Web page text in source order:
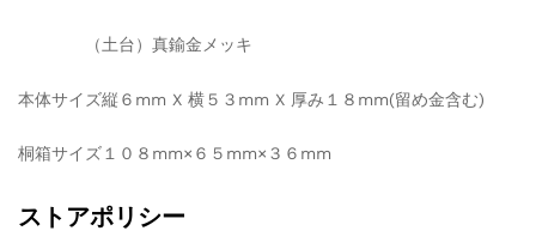
（土台）真鍮金メッキ
本体サイズ縦６mm X 横５３mm X 厚み１８mm(留め金含む)
桐箱サイズ１０８mm×６５mm×３６mm
ストアポリシー